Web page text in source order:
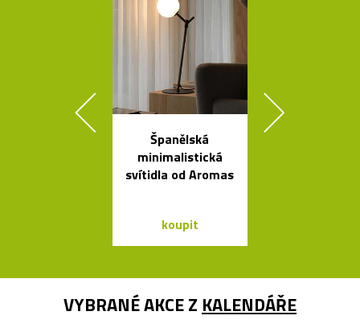
Španělská
minimalistická
svítidla od Aromas
koupit
VYBRANÉ AKCE Z KALENDÁŘE